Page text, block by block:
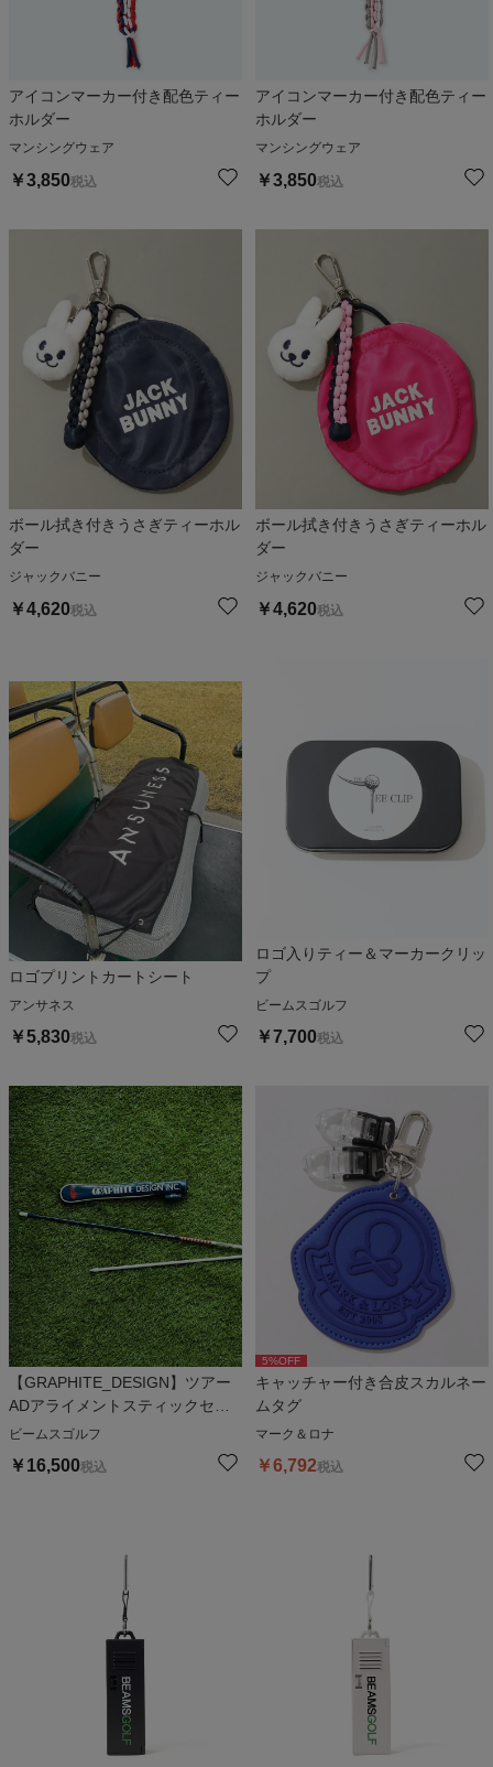
アイコンマーカー付き配色ティー
ホルダー
マンシングウェア
￥3,850税込
アイコンマーカー付き配色ティー
ホルダー
マンシングウェア
￥3,850税込
ボール拭き付きうさぎティーホル
ダー
ジャックバニー
￥4,620税込
ボール拭き付きうさぎティーホル
ダー
ジャックバニー
￥4,620税込
ロゴプリントカートシート
アンサネス
￥5,830税込
ロゴ入りティー＆マーカークリッ
プ
ビームスゴルフ
￥7,700税込
【GRAPHITE_DESIGN】ツアー
ADアライメントスティックセッ
ト
ビームスゴルフ
￥ 16,500税込
5%OFF
キャッチャー付き合皮スカルネー
ムタグ
マーク＆ロナ
￥6,792税込